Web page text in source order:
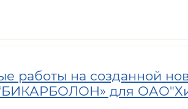
на созданной
“БИКАРБОЛОН» для